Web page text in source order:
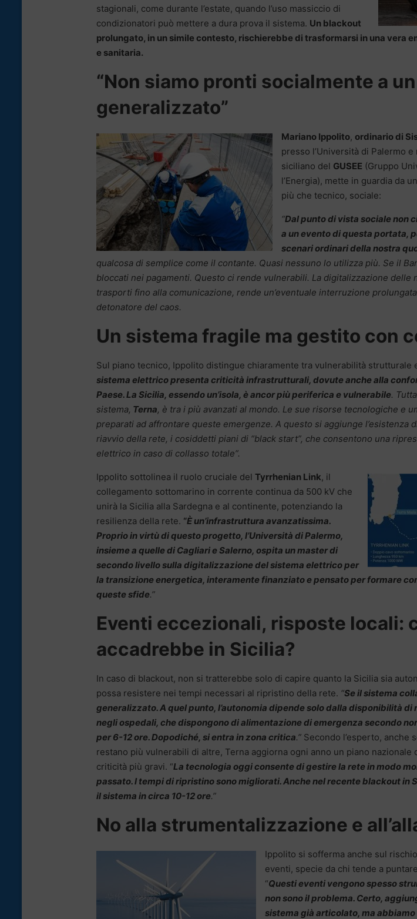
stagionali, come durante l’estate, quando l’uso massiccio di
condizionatori può mettere a dura prova il sistema. Un blackout
prolungato, in un simile contesto, rischierebbe di trasformarsi in una vera
e sanitaria.
“Non siamo pronti socialmente a
generalizzato”
Mariano Ippolito, ordinario di
presso l’Università di Palermo
siciliano del GUSEE (Gruppo
l’Energia), mette in guardia da
più che tecnico, sociale:
“Dal punto di vista sociale non
a un evento di questa portata,
scenari ordinari della nostra
qualcosa di semplice come il contante. Quasi nessuno lo utilizza più. Se il
bloccati nei pagamenti. Questo ci rende vulnerabili. La digitalizzazione delle
trasporti fino alla comunicazione, rende un’eventuale interruzione
detonatore del caos.
Un sistema fragile ma gestito con
Sul piano tecnico, Ippolito distingue chiaramente tra vulnerabilità strutturale
sistema elettrico presenta criticità infrastrutturali, dovute anche alla
Paese. La Sicilia, essendo un’isola, è ancor più periferica e vulnerabile.
sistema, Terna, è tra i più avanzati al mondo. Le sue risorse tecnologiche e
preparati ad affrontare queste emergenze. A questo si aggiunge l’esistenza
riavvio della rete, i cosiddetti piani di “black start”, che consentono una
elettrico in caso di collasso totale”.
Ippolito sottolinea il ruolo cruciale del Tyrrhenian Link, il
collegamento sottomarino in corrente continua da 500 kV che
unirà la Sicilia alla Sardegna e al continente, potenziando la
resilienza della rete. “È un’infrastruttura avanzatissima.
Proprio in virtù di questo progetto, l’Università di Palermo,
insieme a quelle di Cagliari e Salerno, ospita un master di
secondo livello sulla digitalizzazione del sistema elettrico per
la transizione energetica, interamente finanziato e pensato per formare
queste sfide.”
Eventi eccezionali, risposte locali:
accadrebbe in Sicilia?
In caso di blackout, non si tratterebbe solo di capire quanto la Sicilia sia
possa resistere nei tempi necessari al ripristino della rete. “Se il sistema
generalizzato. A quel punto, l’autonomia dipende solo dalla disponibilità di
negli ospedali, che dispongono di alimentazione di emergenza secondo
per 6-12 ore. Dopodiché, si entra in zona critica.” Secondo l’esperto, anche
restano più vulnerabili di altre, Terna aggiorna ogni anno un piano
criticità più gravi. “La tecnologia oggi consente di gestire la rete in modo
passato. I tempi di ripristino sono migliorati. Anche nel recente blackout in
il sistema in circa 10-12 ore.”
No alla strumentalizzazione e
Ippolito si sofferma anche sul
eventi, specie da chi tende a
“Questi eventi vengono spesso
non sono il problema. Certo,
sistema già articolato, ma